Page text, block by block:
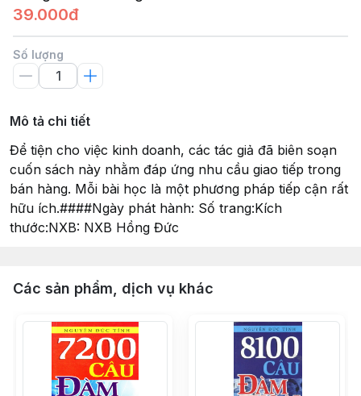
39.000đ
Số lượng
Mô tả chi tiết
Để tiện cho việc kinh doanh, các tác giả đã biên soạn
cuốn sách này nhằm đáp ứng nhu cầu giao tiếp trong
bán hàng. Mỗi bài học là một phương pháp tiếp cận rất
hữu ích.####Ngày phát hành: Số trang:Kích
thước:NXB: NXB Hồng Đức
Các sản phẩm, dịch vụ khác